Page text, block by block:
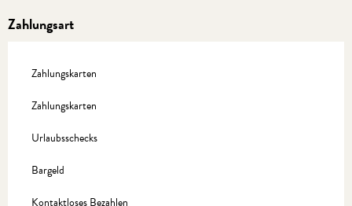
Zahlungsart
Zahlungskarten
Zahlungskarten
Urlaubsschecks
Bargeld
Kontaktloses Bezahlen